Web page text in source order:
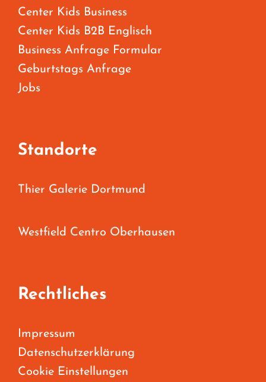
Center Kids Business
Center Kids B2B Englisch
Business Anfrage Formular
Geburtstags Anfrage
Jobs
Standorte
Thier Galerie Dortmund
Westfield Centro Oberhausen
Rechtliches
Impressum
Datenschutzerklärung
Cookie Einstellungen